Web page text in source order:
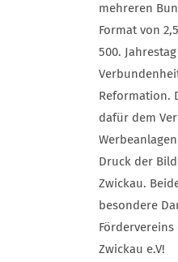
mehreren
Format von
500.
Reformation.
dafür dem
Druck der
Zwickau.
besondere
Zwickau e.V!